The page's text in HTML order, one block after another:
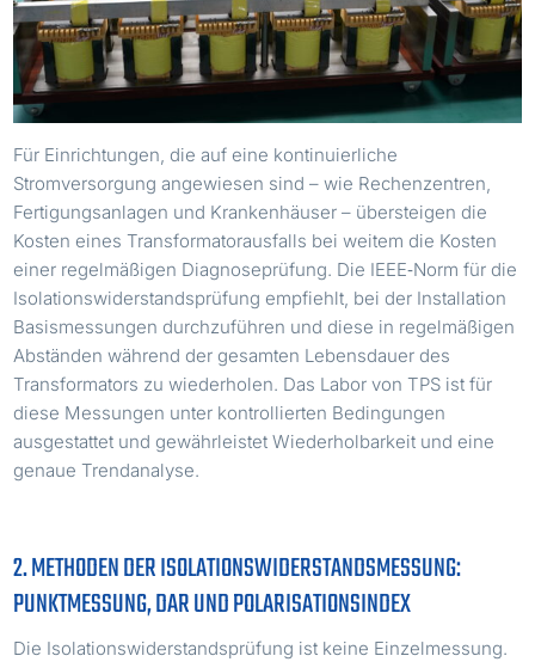
Für Einrichtungen, die auf eine kontinuierliche
Stromversorgung angewiesen sind – wie Rechenzentren,
Fertigungsanlagen und Krankenhäuser – übersteigen die
Kosten eines Transformatorausfalls bei weitem die Kosten
einer regelmäßigen Diagnoseprüfung. Die IEEE‑Norm für die
Isolationswiderstandsprüfung empfiehlt, bei der Installation
Basismessungen durchzuführen und diese in regelmäßigen
Abständen während der gesamten Lebensdauer des
Transformators zu wiederholen. Das Labor von TPS ist für
diese Messungen unter kontrollierten Bedingungen
ausgestattet und gewährleistet Wiederholbarkeit und eine
genaue Trendanalyse.
2. METHODEN DER ISOLATIONSWIDERSTANDSMESSUNG:
PUNKTMESSUNG, DAR UND POLARISATIONSINDEX
Die Isolationswiderstandsprüfung ist keine Einzelmessung.